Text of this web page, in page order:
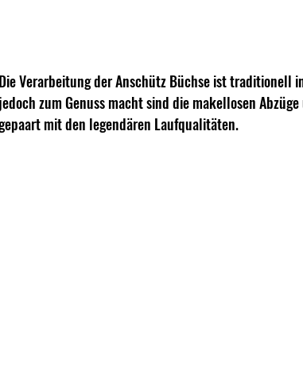
Die Verarbeitung der Anschütz Büchse ist traditionell
jedoch zum Genuss macht sind die makellosen
mit den legendären Laufqualitäten.